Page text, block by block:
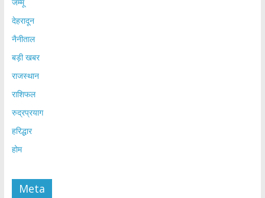
जम्मू
देहरादून
नैनीताल
बड़ी खबर
राजस्थान
राशिफल
रुद्रप्रयाग
हरिद्धार
होम
Meta